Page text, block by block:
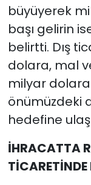
büyüyerek
başı gelirin
belirtti. Dış
dolara, mal
milyar
önümüzdeki
hedefine
İHRACATTA
TİCARETİNDE